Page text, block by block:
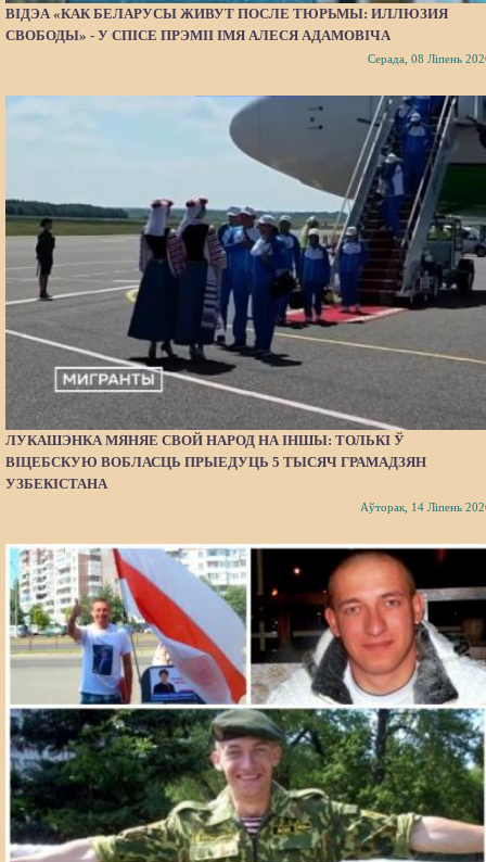
ВІДЭА «КАК БЕЛАРУСЫ ЖИВУТ ПОСЛЕ ТЮРЬМЫ: ИЛЛЮЗИЯ
СВОБОДЫ» - У СПІСЕ ПРЭМІІ ІМЯ АЛЕСЯ АДАМОВІЧА
Серада, 08 Ліпень
ЛУКАШЭНКА МЯНЯЕ СВОЙ НАРОД НА ІНШЫ: ТОЛЬКІ Ў
ВІЦЕБСКУЮ ВОБЛАСЦЬ ПРЫЕДУЦЬ 5 ТЫСЯЧ ГРАМАДЗЯН
УЗБЕКІСТАНА
Аўторак, 14 Ліпень